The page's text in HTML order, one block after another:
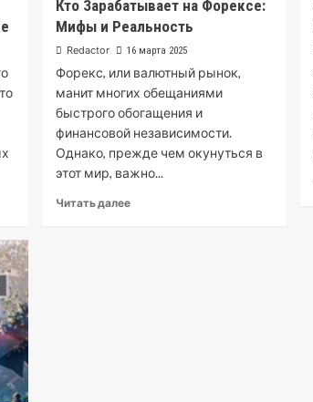
Кто Зарабатывает на Форексе:
Мифы и Реальность
Redactor 16 марта 2025
Форекс, или валютный рынок,
манит многих обещаниями
быстрого обогащения и
финансовой независимости.
Однако, прежде чем окунуться в
этот мир, важно...
Читать далее